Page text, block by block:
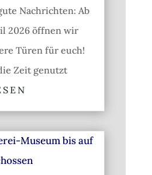
Nachrichten: Ab
2026 öffnen wir
Türen für euch!
Zeit genutzt